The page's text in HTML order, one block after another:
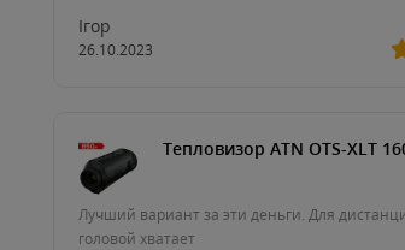
Ігор
26.10.2023
Тепловизор ATN OTS-XLT
Лучший вариант за эти деньги. Для
головой хватает